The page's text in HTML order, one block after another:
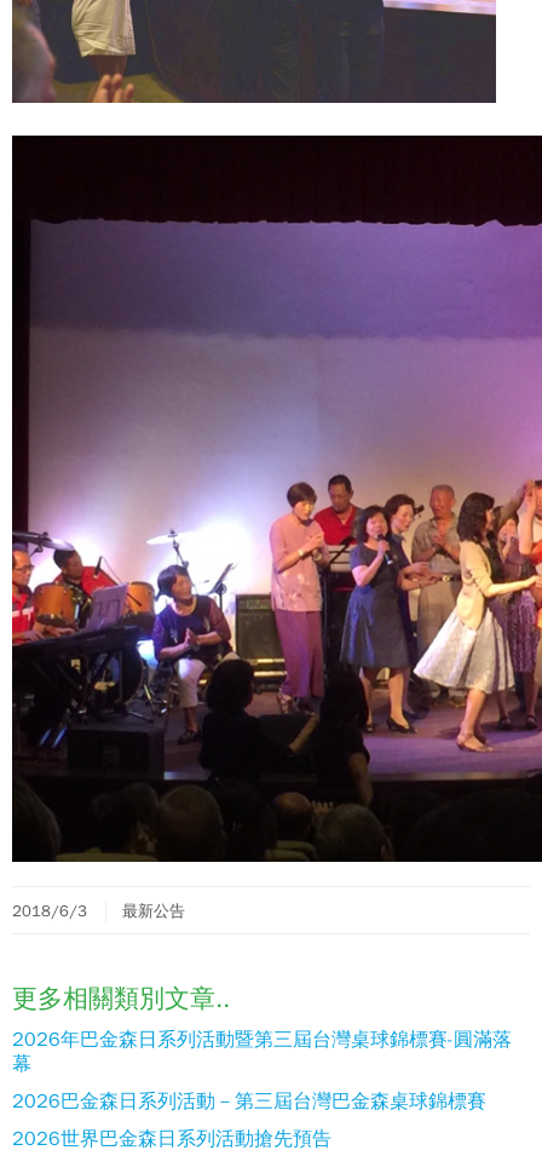
2018/6/3 最新公告
更多相關類別文章..
2026年巴金森日系列活動暨第三屆台灣桌球錦標賽-圓滿落
幕
2026巴金森日系列活動－第三屆台灣巴金森桌球錦標賽
2026世界巴金森日系列活動搶先預告